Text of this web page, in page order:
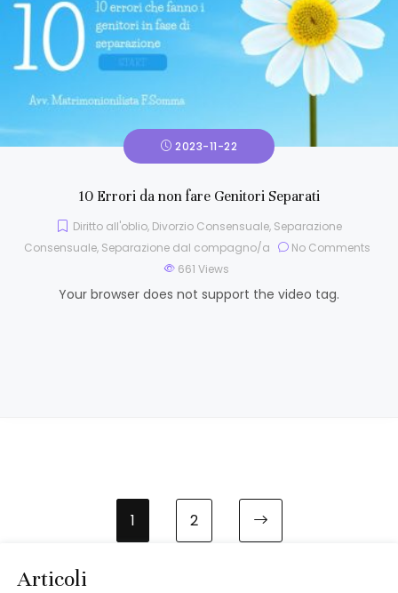
2023-11-22
10 Errori da non fare Genitori Separati
Diritto all'oblio, Divorzio Consensuale, Separazione
Consensuale, Separazione dal compagno/a
No Comments
661 Views
Your browser does not support the video tag.
1 2
Articoli